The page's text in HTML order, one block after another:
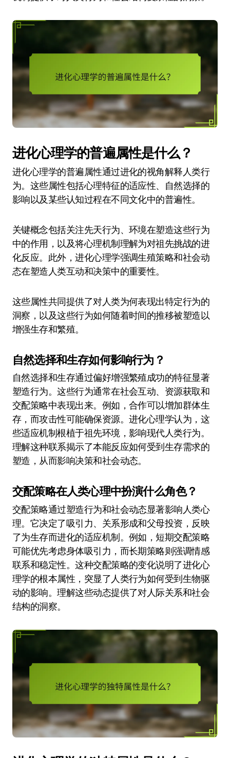
进化心理学的普遍属性是什么？
进化心理学的普遍属性通过进化的视角解释人类行
为。这些属性包括心理特征的适应性、自然选择的
影响以及某些认知过程在不同文化中的普遍性。
关键概念包括关注先天行为、环境在塑造这些行为
中的作用，以及将心理机制理解为对祖先挑战的进
化反应。此外，进化心理学强调生殖策略和社会动
态在塑造人类互动和决策中的重要性。
这些属性共同提供了对人类为何表现出特定行为的
洞察，以及这些行为如何随着时间的推移被塑造以
增强生存和繁殖。
自然选择和生存如何影响行为？
自然选择和生存通过偏好增强繁殖成功的特征显著
塑造行为。这些行为通常在社会互动、资源获取和
交配策略中表现出来。例如，合作可以增加群体生
存，而攻击性可能确保资源。进化心理学认为，这
些适应机制根植于祖先环境，影响现代人类行为。
理解这种联系揭示了本能反应如何受到生存需求的
塑造，从而影响决策和社会动态。
交配策略在人类心理中扮演什么角色？
交配策略通过塑造行为和社会动态显著影响人类心
理。它决定了吸引力、关系形成和父母投资，反映
了为生存而进化的适应机制。例如，短期交配策略
可能优先考虑身体吸引力，而长期策略则强调情感
联系和稳定性。这种交配策略的变化说明了进化心
理学的根本属性，突显了人类行为如何受到生物驱
动的影响。理解这些动态提供了对人际关系和社会
结构的洞察。